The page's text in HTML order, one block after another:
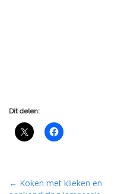
Dit delen:
P
← Koken met klieken en